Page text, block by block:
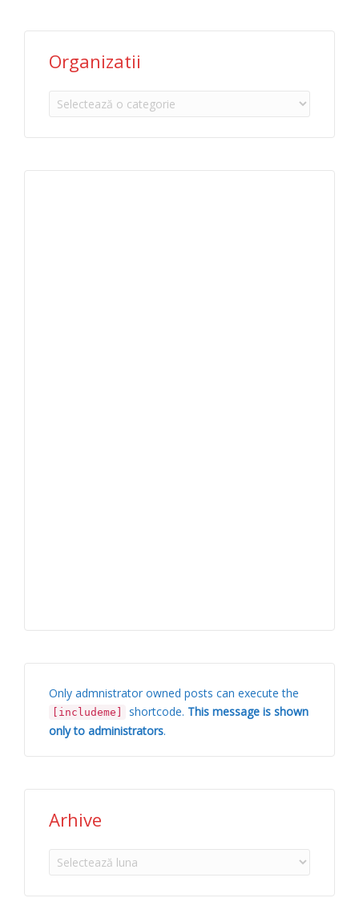
Organizatii
Organizatii
Only admnistrator owned posts can execute the
[includeme] shortcode. This message is shown
only to administrators.
Arhive
Arhive